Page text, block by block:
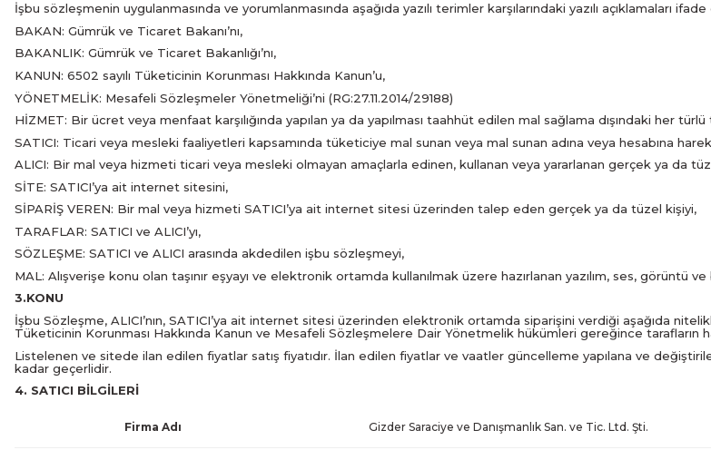
İşbu sözleşmenin uygulanmasında ve yorumlanmasında aşağıda yazılı terimler karşılarındaki yazılı açıklamaları
BAKAN: Gümrük ve Ticaret Bakanı’nı,
BAKANLIK: Gümrük ve Ticaret Bakanlığı’nı,
KANUN: 6502 sayılı Tüketicinin Korunması Hakkında Kanun’u,
YÖNETMELİK: Mesafeli Sözleşmeler Yönetmeliği’ni (RG:27.11.2014/29188)
HİZMET: Bir ücret veya menfaat karşılığında yapılan ya da yapılması taahhüt edilen mal sağlama dışındaki her
SATICI: Ticari veya mesleki faaliyetleri kapsamında tüketiciye mal sunan veya mal sunan adına veya hesabına
ALICI: Bir mal veya hizmeti ticari veya mesleki olmayan amaçlarla edinen, kullanan veya yararlanan gerçek ya da
SİTE: SATICI’ya ait internet sitesini,
SİPARİŞ VEREN: Bir mal veya hizmeti SATICI’ya ait internet sitesi üzerinden talep eden gerçek ya da tüzel kişiyi,
TARAFLAR: SATICI ve ALICI’yı,
SÖZLEŞME: SATICI ve ALICI arasında akdedilen işbu sözleşmeyi,
MAL: Alışverişe konu olan taşınır eşyayı ve elektronik ortamda kullanılmak üzere hazırlanan yazılım, ses, görüntü
3.KONU
İşbu Sözleşme, ALICI’nın, SATICI’ya ait internet sitesi üzerinden elektronik ortamda siparişini verdiği aşağıda
Tüketicinin Korunması Hakkında Kanun ve Mesafeli Sözleşmelere Dair Yönetmelik hükümleri gereğince tarafların
Listelenen ve sitede ilan edilen fiyatlar satış fiyatıdır. İlan edilen fiyatlar ve vaatler güncelleme yapılana ve
kadar geçerlidir.
4. SATICI BİLGİLERİ
Firma Adı Gizder Saraciye ve Danışmanlık San. ve Tic. Ltd. Şti.